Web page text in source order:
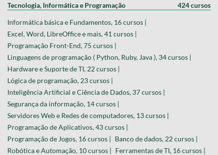
Tecnologia, Informática e Programação 424 cursos
Informática básica e Fundamentos, 16 cursos |
Excel, Word, LibreOffice e mais, 41 cursos |
Programação Front-End, 75 cursos |
Linguagens de programação ( Python, Ruby, Java ), 34 cursos |
Hardware e Suporte de TI, 22 cursos |
Lógica de programação, 23 cursos |
Inteligência Artificial e Ciência de Dados, 37 cursos |
Segurança da informação, 14 cursos |
Servidores Web e Redes de computadores, 13 cursos |
Programação de Aplicativos, 43 cursos |
Programação de Jogos, 16 cursos | Banco de dados, 22 cursos |
Robótica e Automação, 10 cursos | Ferramentas de TI, 16 cursos |